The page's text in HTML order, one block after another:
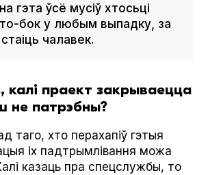
гэта ўсё мусіў хтосьці
то-бок у любым выпадку, за
чалавек.
калі праект закрываецца
не патрэбны?
таго, хто перахапіў гэтыя
іх падтрымлівання можа
казаць пра спецслужбы, то